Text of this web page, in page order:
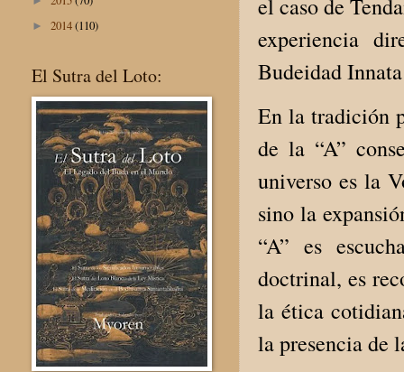
el caso de
experiencia
Budeidad
En la tradición
de la “A”
universo es la
sino la
“A” es
doctrinal, es
la ética
la presencia de
► 2014(110)
El Sutra del Loto: